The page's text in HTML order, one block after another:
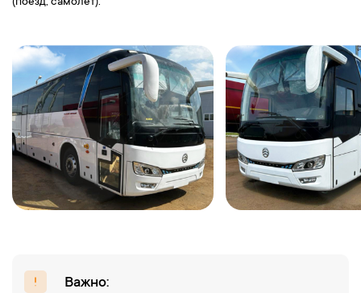
(поезд, самолет).
Важно: